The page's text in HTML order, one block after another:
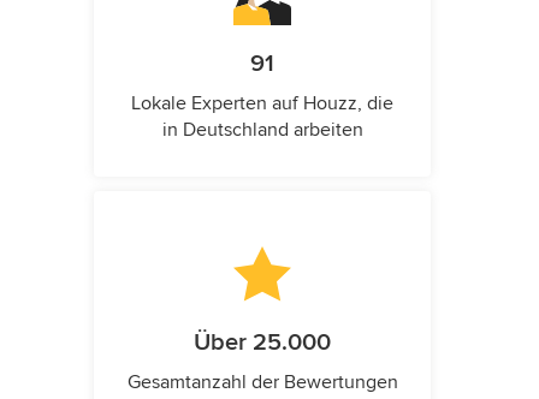
91
Lokale Experten auf Houzz, die
in Deutschland arbeiten
Über 25.000
Gesamtanzahl der Bewertungen